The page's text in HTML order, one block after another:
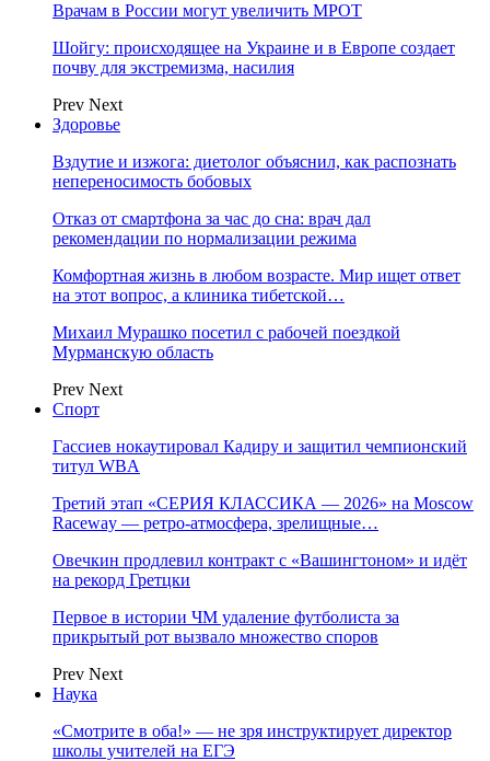
Врачам в России могут увеличить МРОТ
Шойгу: происходящее на Украине и в Европе создает
почву для экстремизма, насилия
Prev Next
Здоровье
Вздутие и изжога: диетолог объяснил, как распознать
непереносимость бобовых
Отказ от смартфона за час до сна: врач дал
рекомендации по нормализации режима
Комфортная жизнь в любом возрасте. Мир ищет ответ
на этот вопрос, а клиника тибетской…
Михаил Мурашко посетил с рабочей поездкой
Мурманскую область
Prev Next
Спорт
Гассиев нокаутировал Кадиру и защитил чемпионский
титул WBA
Третий этап «СЕРИЯ КЛАССИКА — 2026» на Moscow
Raceway — ретро‑атмосфера, зрелищные…
Овечкин продлевил контракт с «Вашингтоном» и идёт
на рекорд Гретцки
Первое в истории ЧМ удаление футболиста за
прикрытый рот вызвало множество споров
Prev Next
Наука
«Смотрите в оба!» — не зря инструктирует директор
школы учителей на ЕГЭ